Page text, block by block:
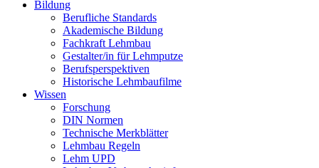
Bildung
Berufliche Standards
Akademische Bildung
Fachkraft Lehmbau
Gestalter/in für Lehmputze
Berufsperspektiven
Historische Lehmbaufilme
Wissen
Forschung
DIN Normen
Technische Merkblätter
Lehmbau Regeln
Lehm UPD